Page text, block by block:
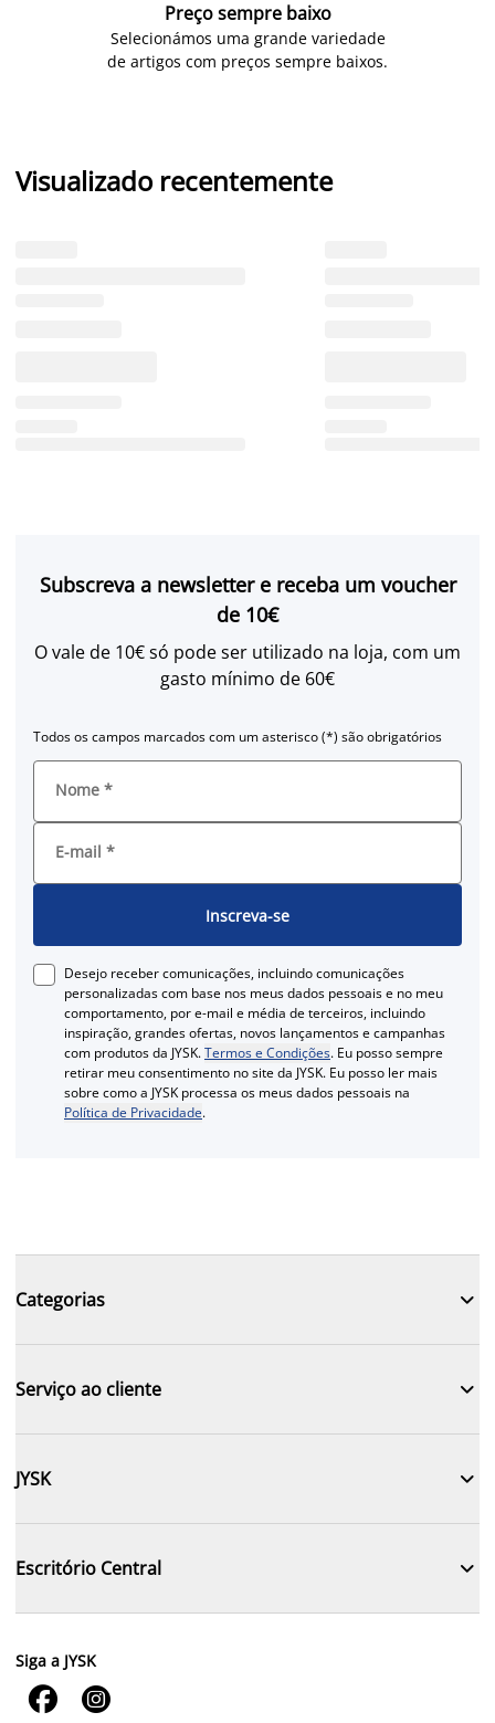
Preço sempre baixo
Selecionámos uma grande variedade
de artigos com preços sempre baixos.
Visualizado recentemente
Subscreva a newsletter e receba um voucher
de 10€
O vale de 10€ só pode ser utilizado na loja, com um
gasto mínimo de 60€
Todos os campos marcados com um asterisco (*) são obrigatórios
Nome *
E-mail *
Inscreva-se
Desejo receber comunicações, incluindo comunicações
personalizadas com base nos meus dados pessoais e no meu
comportamento, por e-mail e média de terceiros, incluindo
inspiração, grandes ofertas, novos lançamentos e campanhas
com produtos da JYSK.Termos e Condições. Eu posso sempre
retirar meu consentimento no site da JYSK. Eu posso ler mais
sobre como a JYSK processa os meus dados pessoais na
Política de Privacidade.
Categorias 
Serviço ao cliente 
JYSK 
Escritório Central 
Siga a JYSK
 